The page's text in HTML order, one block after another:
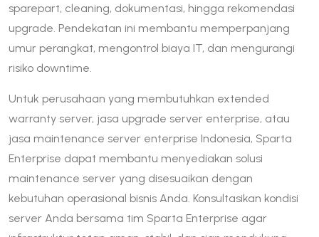
sparepart, cleaning, dokumentasi, hingga rekomendasi
upgrade. Pendekatan ini membantu memperpanjang
umur perangkat, mengontrol biaya IT, dan mengurangi
risiko downtime.
Untuk perusahaan yang membutuhkan extended
warranty server, jasa upgrade server enterprise, atau
jasa maintenance server enterprise Indonesia, Sparta
Enterprise dapat membantu menyediakan solusi
maintenance server yang disesuaikan dengan
kebutuhan operasional bisnis Anda. Konsultasikan kondisi
server Anda bersama tim Sparta Enterprise agar